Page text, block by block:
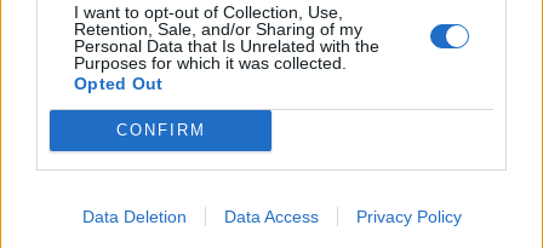
I want to opt-out of Collection, Use,
Retention, Sale, and/or Sharing of my
Personal Data that Is Unrelated with the
Purposes for which it was collected.
Opted Out
CONFIRM
Data Deletion Data Access Privacy Policy